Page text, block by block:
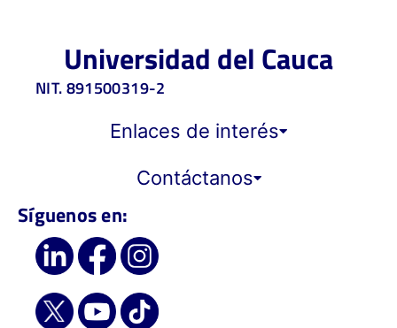
Universidad del Cauca
NIT. 891500319-2
Enlaces de interés
Contáctanos
Síguenos en: